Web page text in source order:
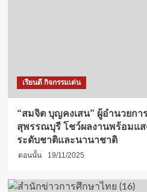
เรียนดี กิจกรรมเด่น
“สมจิต บุญคงเสน” ผู้อำนวยกา
สุพรรณบุรี โชว์ผลงานพร้อมแ
ระดับชาติและนานาชาติ
ตอนนั้น 19/11/2025